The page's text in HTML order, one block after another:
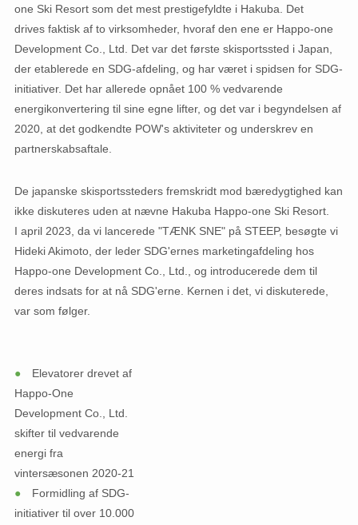
one Ski Resort som det mest prestigefyldte i Hakuba. Det
drives faktisk af to virksomheder, hvoraf den ene er Happo-one
Development Co., Ltd. Det var det første skisportssted i Japan,
der etablerede en SDG-afdeling, og har været i spidsen for SDG-
initiativer. Det har allerede opnået 100 % vedvarende
energikonvertering til sine egne lifter, og det var i begyndelsen af
​​2020, at det godkendte POW's aktiviteter og underskrev en
partnerskabsaftale.
De japanske skisportssteders fremskridt mod bæredygtighed kan
ikke diskuteres uden at nævne Hakuba Happo-one Ski Resort.
I april 2023, da vi lancerede "TÆNK SNE" på STEEP, besøgte vi
Hideki Akimoto, der leder SDG'ernes marketingafdeling hos
Happo-one Development Co., Ltd., og introducerede dem til
deres indsats for at nå SDG'erne. Kernen i det, vi diskuterede,
var som følger.
●Elevatorer drevet af
Happo-One
Development Co., Ltd.
skifter til vedvarende
energi fra
vintersæsonen 2020-21
●Formidling af SDG-
initiativer til over 10.000